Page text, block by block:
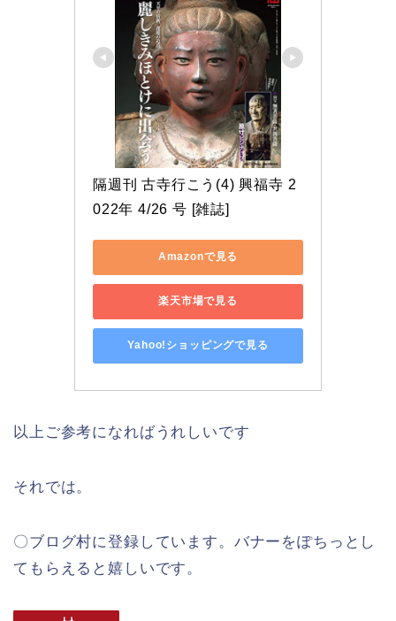
隔週刊 古寺行こう(4) 興福寺 2
022年 4/26 号 [雑誌]
Amazonで見る
楽天市場で見る
Yahoo!ショッピングで見る
以上ご参考になればうれしいです
それでは。
〇ブログ村に登録しています。バナーをぽちっとし
てもらえると嬉しいです。